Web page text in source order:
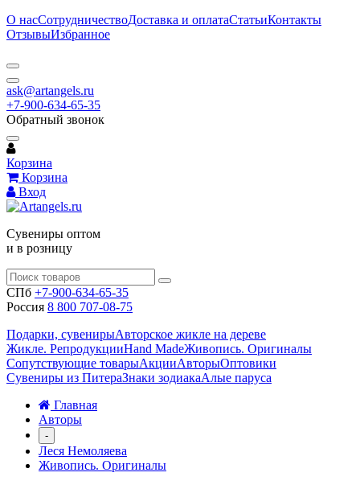
О насСотрудничествоДоставка и оплатаСтатьиКонтакты
ОтзывыИзбранное
ask@artangels.ru
+7-900-634-65-35
Обратный звонок
Корзина
Корзина
Вход
Сувениры оптом
и в розницу
СПб +7-900-634-65-35
Россия 8 800 707-08-75
Подарки, сувенирыАвторское жикле на дереве
Жикле. РепродукцииHand MadeЖивопись. Оригиналы
Сопутствующие товарыАкцииАвторыОптовики
Сувениры из ПитераЗнаки зодиакаАлые паруса
Главная
Авторы
-
Леся Немоляева
Живопись. Оригиналы